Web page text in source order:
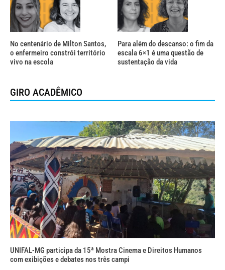
No centenário de Milton Santos,
o enfermeiro constrói território
vivo na escola
Para além do descanso: o fim da
escala 6×1 é uma questão de
sustentação da vida
GIRO ACADÊMICO
UNIFAL-MG participa da 15ª Mostra Cinema e Direitos Humanos
com exibições e debates nos três campi